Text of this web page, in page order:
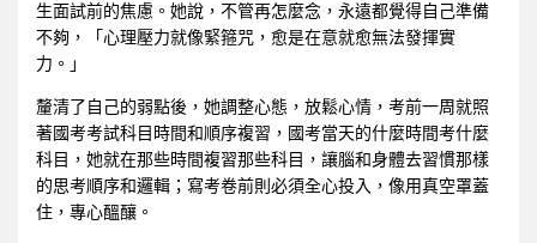
生面試前的焦慮。她說，不管再怎麼念，永遠都覺得自己準備
不夠，「心理壓力就像緊箍咒，愈是在意就愈無法發揮實
力。」
釐清了自己的弱點後，她調整心態，放鬆心情，考前一周就照
著國考考試科目時間和順序複習，國考當天的什麼時間考什麼
科目，她就在那些時間複習那些科目，讓腦和身體去習慣那樣
的思考順序和邏輯；寫考卷前則必須全心投入，像用真空罩蓋
住，專心醞釀。